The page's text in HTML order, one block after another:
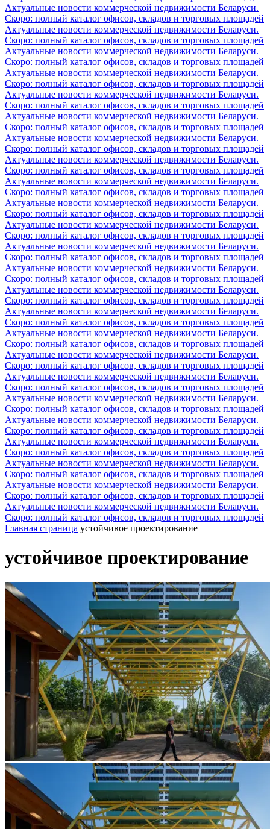
Актуальные новости коммерческой недвижимости Беларуси.
Скоро: полный каталог офисов, складов и торговых площадей
Актуальные новости коммерческой недвижимости Беларуси.
Скоро: полный каталог офисов, складов и торговых площадей
Актуальные новости коммерческой недвижимости Беларуси.
Скоро: полный каталог офисов, складов и торговых площадей
Актуальные новости коммерческой недвижимости Беларуси.
Скоро: полный каталог офисов, складов и торговых площадей
Актуальные новости коммерческой недвижимости Беларуси.
Скоро: полный каталог офисов, складов и торговых площадей
Актуальные новости коммерческой недвижимости Беларуси.
Скоро: полный каталог офисов, складов и торговых площадей
Актуальные новости коммерческой недвижимости Беларуси.
Скоро: полный каталог офисов, складов и торговых площадей
Актуальные новости коммерческой недвижимости Беларуси.
Скоро: полный каталог офисов, складов и торговых площадей
Актуальные новости коммерческой недвижимости Беларуси.
Скоро: полный каталог офисов, складов и торговых площадей
Актуальные новости коммерческой недвижимости Беларуси.
Скоро: полный каталог офисов, складов и торговых площадей
Актуальные новости коммерческой недвижимости Беларуси.
Скоро: полный каталог офисов, складов и торговых площадей
Актуальные новости коммерческой недвижимости Беларуси.
Скоро: полный каталог офисов, складов и торговых площадей
Актуальные новости коммерческой недвижимости Беларуси.
Скоро: полный каталог офисов, складов и торговых площадей
Актуальные новости коммерческой недвижимости Беларуси.
Скоро: полный каталог офисов, складов и торговых площадей
Актуальные новости коммерческой недвижимости Беларуси.
Скоро: полный каталог офисов, складов и торговых площадей
Актуальные новости коммерческой недвижимости Беларуси.
Скоро: полный каталог офисов, складов и торговых площадей
Актуальные новости коммерческой недвижимости Беларуси.
Скоро: полный каталог офисов, складов и торговых площадей
Актуальные новости коммерческой недвижимости Беларуси.
Скоро: полный каталог офисов, складов и торговых площадей
Актуальные новости коммерческой недвижимости Беларуси.
Скоро: полный каталог офисов, складов и торговых площадей
Актуальные новости коммерческой недвижимости Беларуси.
Скоро: полный каталог офисов, складов и торговых площадей
Актуальные новости коммерческой недвижимости Беларуси.
Скоро: полный каталог офисов, складов и торговых площадей
Актуальные новости коммерческой недвижимости Беларуси.
Скоро: полный каталог офисов, складов и торговых площадей
Актуальные новости коммерческой недвижимости Беларуси.
Скоро: полный каталог офисов, складов и торговых площадей
Актуальные новости коммерческой недвижимости Беларуси.
Скоро: полный каталог офисов, складов и торговых площадей
Главная страница устойчивое проектирование
устойчивое проектирование